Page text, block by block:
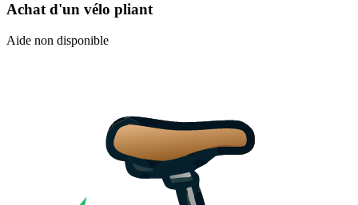
Achat d'un vélo pliant
Aide non disponible